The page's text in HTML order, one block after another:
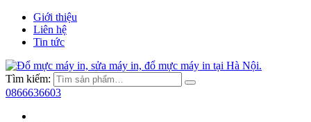
Giới thiệu
Liên hệ
Tin tức
Tìm kiếm:
0866636603